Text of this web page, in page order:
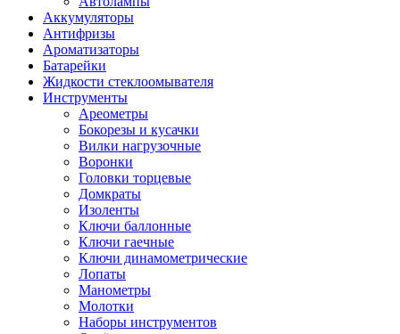
Аккумуляторы
Антифризы
Ароматизаторы
Батарейки
Жидкости стеклоомывателя
Инструменты
Ареометры
Бокорезы и кусачки
Вилки нагрузочные
Воронки
Головки торцевые
Домкраты
Изоленты
Ключи баллонные
Ключи гаечные
Ключи динамометрические
Лопаты
Манометры
Молотки
Наборы инструментов